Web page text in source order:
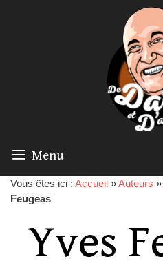
Menu
Vous êtes ici : Accueil »Auteurs »
Feugeas
Yves